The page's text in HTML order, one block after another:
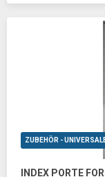
ZUBEHÖR -
INDEX PORTE